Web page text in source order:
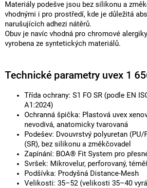
Materiály podešve jsou bez silikonu a
vhodnými i pro prostředí, kde je důležitá
narušujících adhezi nátěrů.
Obuv je navíc vhodná pro chromové
vyrobena ze syntetických materiálů.
Technické parametry uvex 1
Třída ochrany: S1 FO SR (podle EN
A1:2024)
Ochranná špička: Plastová uvex
nevodivá, anatomicky tvarovaná
Podešev: Dvouvrstvý polyuretan
(SR), bez silikonu a změkčovadel
Zapínání: BOA® Fit System pro
Svršek: Mikrovelur, perforovaný,
Podšívka: Prodyšná Distance-Mesh
Velikosti: 35–52 (velikosti 35–40